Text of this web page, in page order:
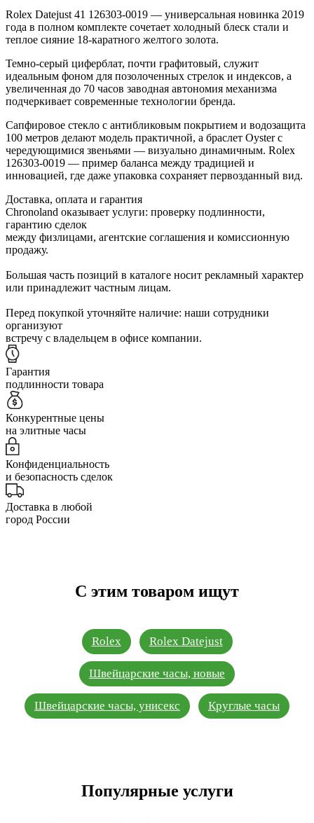
Rolex Datejust 41 126303-0019 — универсальная новинка 2019
года в полном комплекте сочетает холодный блеск стали и
теплое сияние 18-каратного желтого золота.
Темно-серый циферблат, почти графитовый, служит
идеальным фоном для позолоченных стрелок и индексов, а
увеличенная до 70 часов заводная автономия механизма
подчеркивает современные технологии бренда.
Сапфировое стекло с антибликовым покрытием и водозащита
100 метров делают модель практичной, а браслет Oyster с
чередующимися звеньями — визуально динамичным. Rolex
126303-0019 — пример баланса между традицией и
инновацией, где даже упаковка сохраняет первозданный вид.
Доставка, оплата и гарантия
Chronoland оказывает услуги: проверку подлинности,
гарантию сделок
между физлицами, агентские соглашения и комиссионную
продажу.
Большая часть позиций в каталоге носит рекламный характер
или принадлежит частным лицам.
Перед покупкой уточняйте наличие: наши сотрудники
организуют
встречу с владельцем в офисе компании.
Гарантия
подлинности товара
Конкурентные цены
на элитные часы
Конфиденциальность
и безопасность сделок
Доставка в любой
город России
С этим товаром ищут
Rolex Rolex Datejust
Швейцарские часы, новые
Швейцарские часы, унисекс Круглые часы
Популярные услуги